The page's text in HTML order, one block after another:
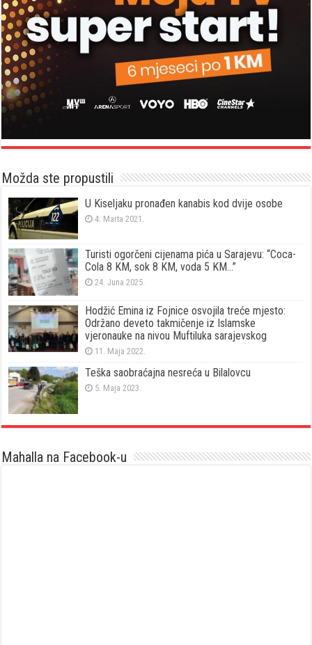
Možda ste propustili
U Kiseljaku pronađen kanabis kod dvije osobe
4. Marta 2021.
Turisti ogorčeni cijenama pića u Sarajevu: “Coca-
Cola 8 KM, sok 8 KM, voda 5 KM…”
24. Juna 2025.
Hodžić Emina iz Fojnice osvojila treće mjesto:
Održano deveto takmičenje iz Islamske
vjeronauke na nivou Muftiluka sarajevskog
11. Maja 2022.
Teška saobraćajna nesreća u Bilalovcu
5. Maja 2023.
Mahalla na Facebook-u